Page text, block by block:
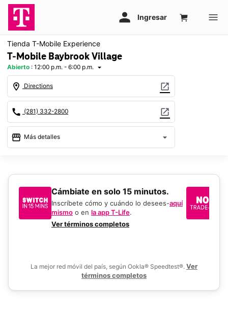
Tienda T-Mobile Experience
T-Mobile Baybrook Village
Abierto : 12:00 p.m. - 6:00 p.m. arrow_drop_down
location_on Directions open_in_new
call (281) 332-2800 open_in_new
storefront Más detalles arrow_drop_down
10:00 a.m. a 8:00 p.m.
Mié.: 10:00 a.m. a 8:00 p.m.
10:00 a.m. a 8:00 p.m.
Vie.:10:00 a.m. a 8:00 p.m.
​​​​​​​Cámbiate en solo 15 minutos.
Inscríbete cómo y cuándo lo desees-aquí
mismo o en la app T-Life.
Ver términos completos
La mejor red móvil del país, según Ookla® Speedtest®. Ver
términos completos